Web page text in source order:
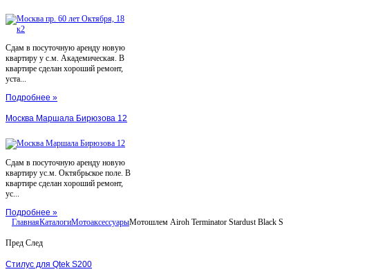
Сдам в посуточную аренду новую
квартиру у с.м. Академическая. В
квартире сделан хороший ремонт,
уста...
Подробнее »
Москва Маршала Бирюзова 12
Сдам в посуточную аренду новую
квартиру ус.м. Октябрьское поле. В
квартире сделан хороший ремонт,
ус...
Подробнее »
ГлавнаяКаталогиМотоаксессуарыМотошлем Airoh Terminator Stardust Black S
Пред След
Стилус для Qtek S200